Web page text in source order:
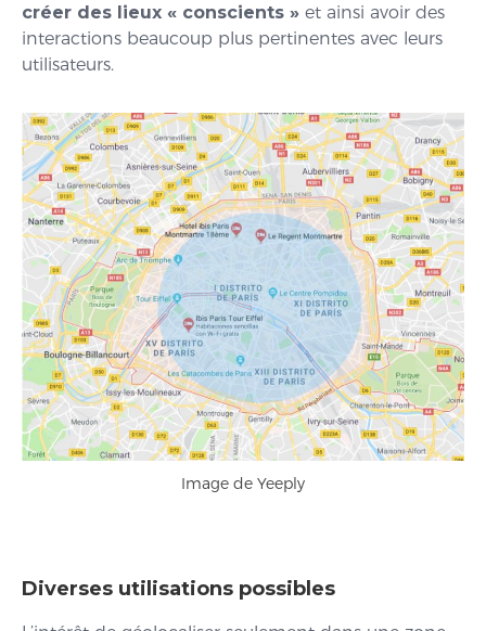
créer des lieux « conscients » et ainsi avoir des
interactions beaucoup plus pertinentes avec leurs
utilisateurs.
Image de Yeeply
Diverses utilisations possibles